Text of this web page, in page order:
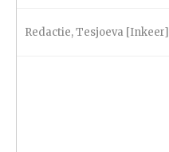
Redactie,Tesjoeva [Inkeer]